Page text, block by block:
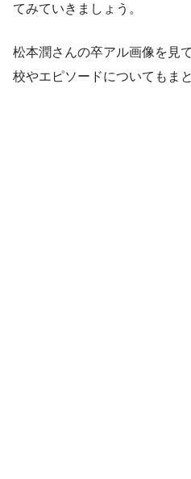
てみていきましょう。
松本潤さんの卒アル画像を見
校やエピソードについてもま